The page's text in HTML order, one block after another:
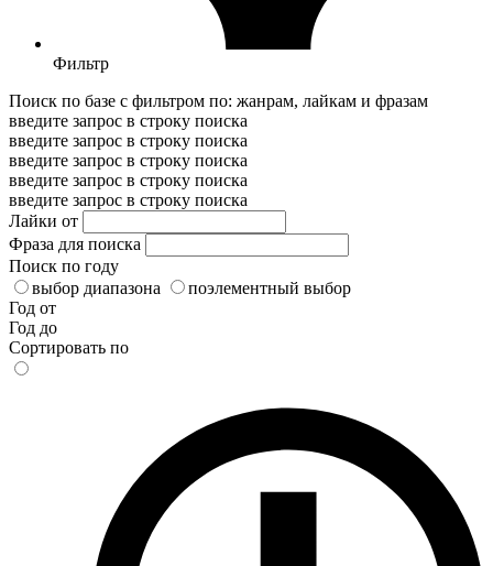
Фильтр
Поиск по базе с фильтром по: жанрам, лайкам и фразам
введите запрос в строку поиска
введите запрос в строку поиска
введите запрос в строку поиска
введите запрос в строку поиска
введите запрос в строку поиска
Лайки от
Фраза для поиска
Поиск по году
выбор диапазона
поэлементный выбор
Год от
Год до
Сортировать по